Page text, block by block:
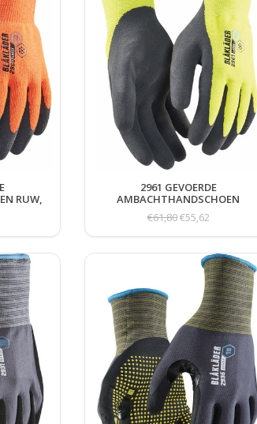
RUW,
2961 GEVOERDE
AMBACHTHANDSCHOEN
PRECISIE 6-PACK
€61,80€55,62